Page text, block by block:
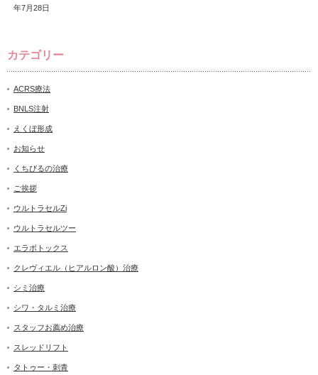
年7月28日
カテゴリー
ACRS療法
BNLS注射
えくぼ形成
お知らせ
くちびるの治療
ご挨拶
ウルトラセルZi
ウルトラセルツー
エラボトックス
クレヴィエル（ヒアルロン酸）治療
シミ治療
シワ・タルミ治療
スタッフお薦め治療
スレッドリフト
タトゥー・刺青